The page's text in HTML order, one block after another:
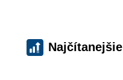
Najčítanejšie